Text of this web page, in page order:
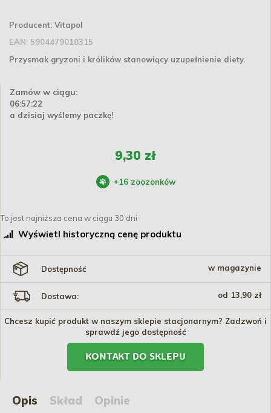
Producent: Vitapol
EAN: 5904479010315
Przysmak gryzoni i królików stanowiący uzupełnienie diety.
Zamów w ciągu:
06:57:22
a dzisiaj wyślemy paczkę!
9,30 zł
+16 zoozonków
To jest najniższa cena w ciągu 30 dni
Wyświetl historyczną cenę produktu
Dostępność w magazynie
Dostawa: od 13,90 zł
Chcesz kupić produkt w naszym sklepie stacjonarnym? Zadzwoń i
sprawdź jego dostępność
KONTAKT DO SKLEPU
Opis Skład Opinie